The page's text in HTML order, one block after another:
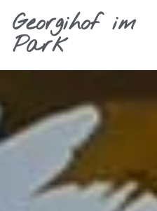
Georgihof im
Park